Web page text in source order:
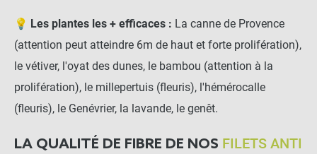
💡 Les plantes les + efficaces : La canne de Provence
(attention peut atteindre 6m de haut et forte prolifération),
le vétiver, l'oyat des dunes, le bambou (attention à la
prolifération), le millepertuis (fleuris), l'hémérocalle
(fleuris), le Genévrier, la lavande, le genêt.
LA QUALITÉ DE FIBRE DE NOS FILETS ANTI